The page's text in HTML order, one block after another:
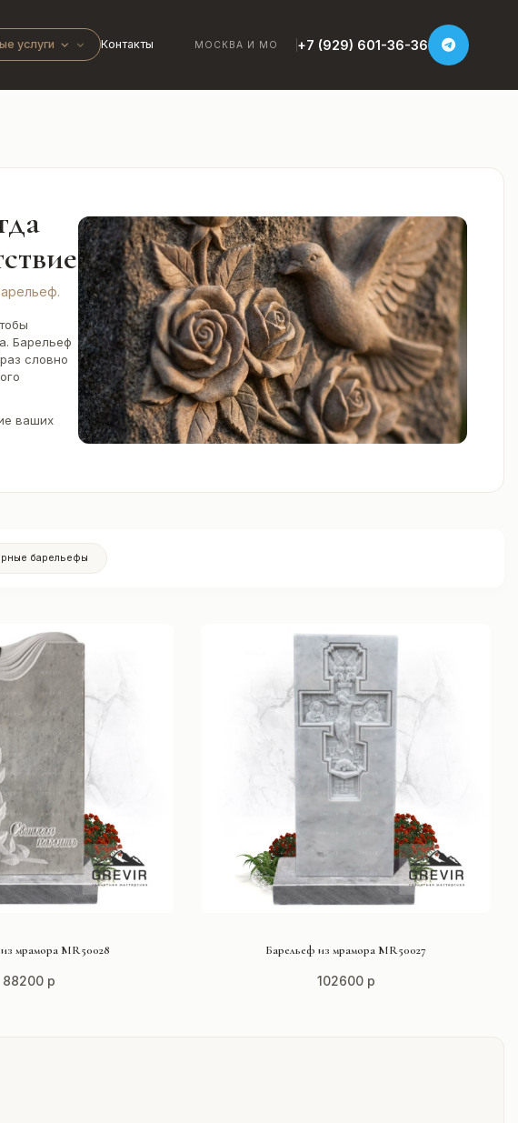
услуги Контакты МОСКВА И МО +7 (929) 601-36-36
Барельеф
словно
ваших
барельефы
мрамора MR50028
88200 р
Барельеф из мрамора MR50027
102600 р